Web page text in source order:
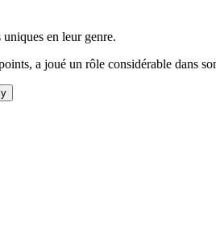
en leur genre.
a joué un rôle considérable dans